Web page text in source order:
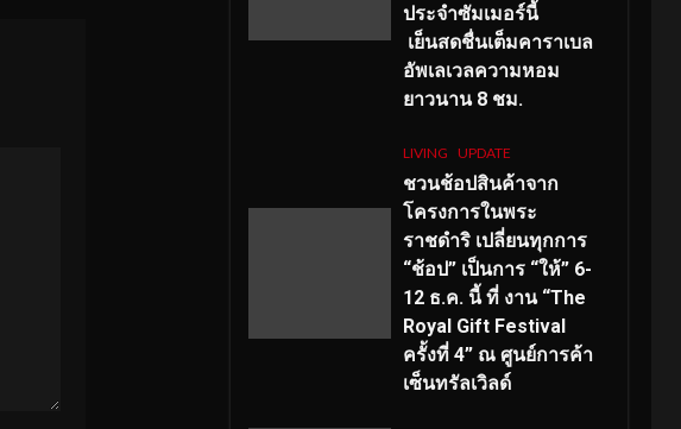
ประจำซัมเมอร์นี้
เย็นสดชื่นเต็มคาราเบล
อัพเลเวลความหอม
ยาวนาน 8 ชม.
LIVING UPDATE
ชวนช้อปสินค้าจาก
โครงการในพระ
ราชดำริ เปลี่ยนทุกการ
“ช้อป” เป็นการ “ให้” 6-
12 ธ.ค. นี้ ที่ งาน “The
Royal Gift Festival
ครั้งที่ 4” ณ ศูนย์การค้า
เซ็นทรัลเวิลด์